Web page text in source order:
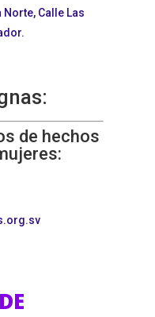
Norte, Calle Las
de hechos